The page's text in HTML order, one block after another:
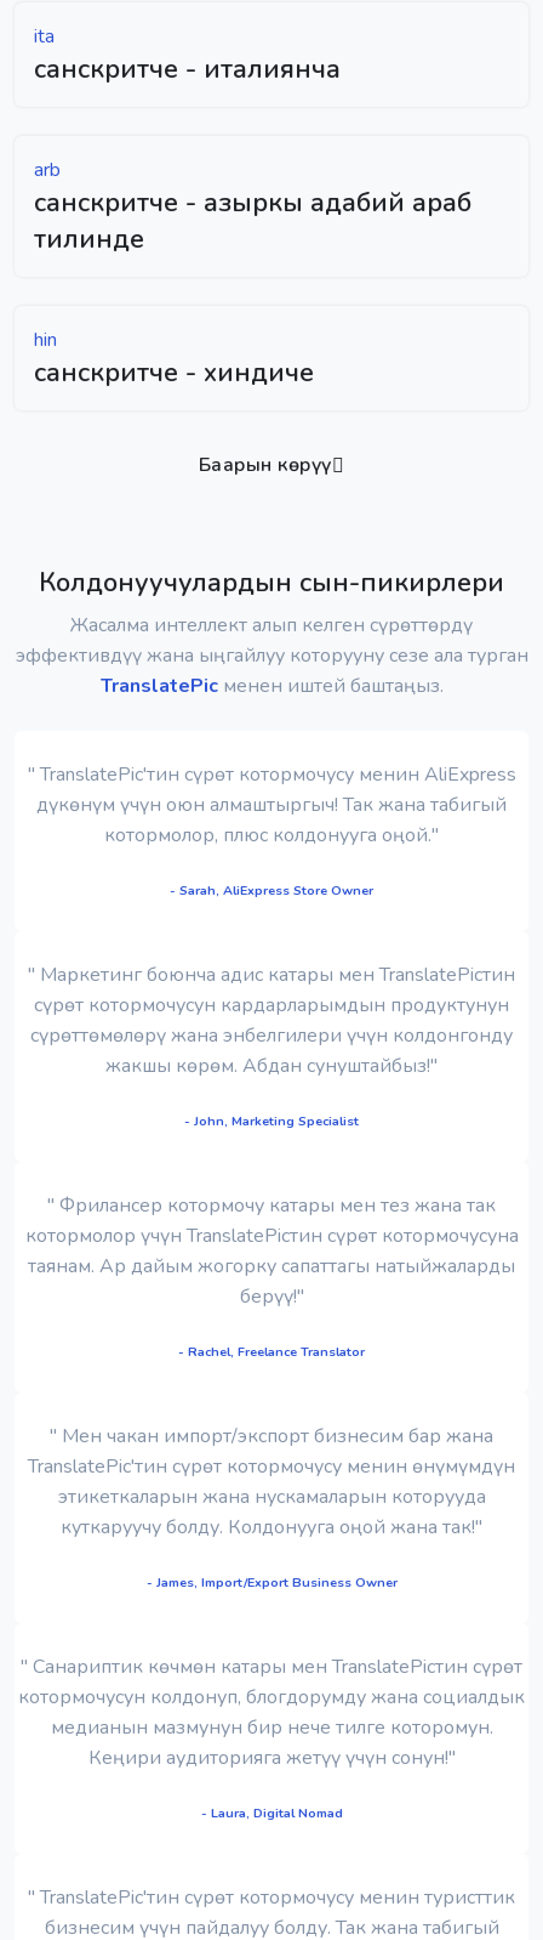
ita
санскритче - италиянча
arb
санскритче - азыркы адабий араб
тилинде
hin
санскритче - хиндиче
Баарын көрүү
Колдонуучулардын сын-пикирлери
Жасалма интеллект алып келген сүрөттөрдү
эффективдүү жана ыңгайлуу которууну сезе ала турган
TranslatePicменен иштей баштаңыз.
" TranslatePic'тин сүрөт котормочусу менин AliExpress
дүкөнүм үчүн оюн алмаштыргыч! Так жана табигый
котормолор, плюс колдонууга оңой."
- Sarah, AliExpress Store Owner
" Маркетинг боюнча адис катары мен TranslatePicтин
сүрөт котормочусун кардарларымдын продуктунун
сүрөттөмөлөрү жана энбелгилери үчүн колдонгонду
жакшы көрөм. Абдан сунуштайбыз!"
- John, Marketing Specialist
" Фрилансер котормочу катары мен тез жана так
котормолор үчүн TranslatePicтин сүрөт котормочусуна
таянам. Ар дайым жогорку сапаттагы натыйжаларды
берүү!"
- Rachel, Freelance Translator
" Мен чакан импорт/экспорт бизнесим бар жана
TranslatePic'тин сүрөт котормочусу менин өнүмүмдүн
этикеткаларын жана нускамаларын которууда
куткаруучу болду. Колдонууга оңой жана так!"
- James, Import/Export Business Owner
" Санариптик көчмөн катары мен TranslatePicтин сүрөт
котормочусун колдонуп, блогдорумду жана социалдык
медианын мазмунун бир нече тилге которомун.
Кеңири аудиторияга жетүү үчүн сонун!"
- Laura, Digital Nomad
" TranslatePic'тин сүрөт котормочусу менин туристтик
бизнесим үчүн пайдалуу болду. Так жана табигый